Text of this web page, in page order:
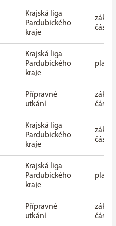
Krajská liga
Pardubického
kraje
část
Krajská liga
Pardubického
kraje
Přípravné
utkání
část
Krajská liga
Pardubického
kraje
část
Krajská liga
Pardubického
kraje
Přípravné
utkání
část